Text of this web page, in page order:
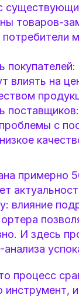
товаров-
потребители
влиять на
с
примерно
влияние
И здесь
процесс
инструмент,